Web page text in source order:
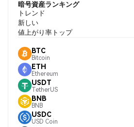
暗号資産ランキング
トレンド
新しい
値上がり率トップ
BTC
Bitcoin
ETH
Ethereum
USDT
TetherUS
BNB
BNB
USDC
USD Coin